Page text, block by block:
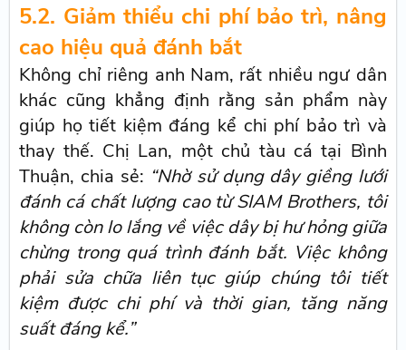
5.2. Giảm thiểu chi phí bảo trì, nâng
cao hiệu quả đánh bắt
Không chỉ riêng anh Nam, rất nhiều ngư dân
khác cũng khẳng định rằng sản phẩm này
giúp họ tiết kiệm đáng kể chi phí bảo trì và
thay thế. Chị Lan, một chủ tàu cá tại Bình
Thuận, chia sẻ: “Nhờ sử dụng dây giềng lưới
đánh cá chất lượng cao từ SIAM Brothers, tôi
không còn lo lắng về việc dây bị hư hỏng giữa
chừng trong quá trình đánh bắt. Việc không
phải sửa chữa liên tục giúp chúng tôi tiết
kiệm được chi phí và thời gian, tăng năng
suất đáng kể.”